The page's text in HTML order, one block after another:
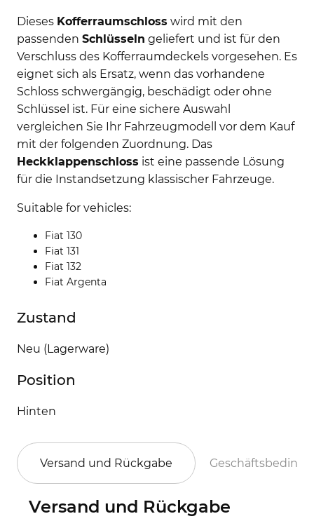
Dieses Kofferraumschloss wird mit den
passenden Schlüsseln geliefert und ist für den
Verschluss des Kofferraumdeckels vorgesehen. Es
eignet sich als Ersatz, wenn das vorhandene
Schloss schwergängig, beschädigt oder ohne
Schlüssel ist. Für eine sichere Auswahl
vergleichen Sie Ihr Fahrzeugmodell vor dem Kauf
mit der folgenden Zuordnung. Das
Heckklappenschloss ist eine passende Lösung
für die Instandsetzung klassischer Fahrzeuge.
Suitable for vehicles:
Fiat 130
Fiat 131
Fiat 132
Fiat Argenta
Zustand
Neu (Lagerware)
Position
Hinten
Versand und Rückgabe
Versand und Rückgabe